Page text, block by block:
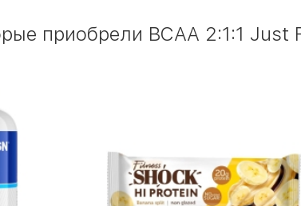
приобрели BCAA 2:1:1